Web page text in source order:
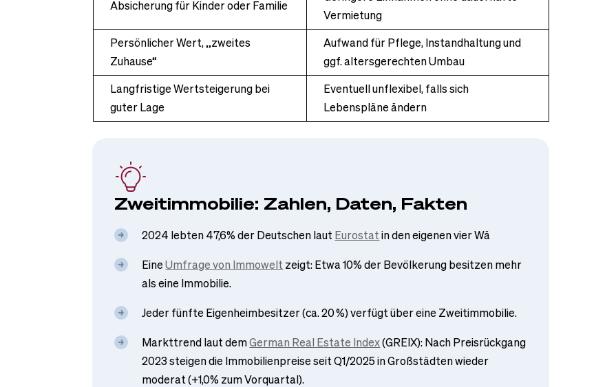
Absicherung für Kinder oder Familie
Vermietung
Persönlicher Wert, „zweites
Zuhause“
Aufwand für Pflege, Instandhaltung und
ggf. altersgerechten Umbau
Langfristige Wertsteigerung bei
guter Lage
Eventuell unflexibel, falls sich
Lebenspläne ändern
Zweitimmobilie: Zahlen, Daten, Fakten
2024 lebten 47,6% der Deutschen lautEurostatin den eigenen vier Wä
EineUmfrage von Immoweltzeigt: Etwa 10% der Bevölkerung besitzen mehr
als eine Immobilie.
Jeder fünfte Eigenheimbesitzer (ca. 20 %) verfügt über eine Zweitimmobilie.
Markttrend laut demGerman Real Estate Index(GREIX): Nach Preisrückgang
2023 steigen die Immobilienpreise seit Q1/2025 in Großstädten wieder
moderat (+1,0% zum Vorquartal).